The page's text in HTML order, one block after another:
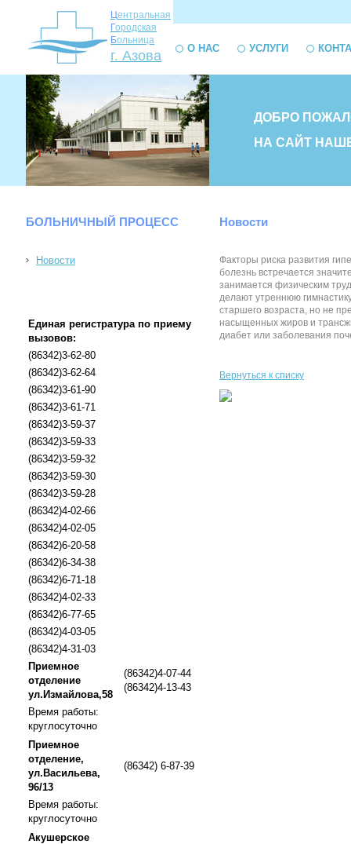
Центральная
Городская
Больница
г. Азова О НАС УСЛУГИ
ДОБРО
НА САЙТ
БОЛЬНИЧНЫЙ ПРОЦЕСС
Новости
Единая регистратура по приему
вызовов:
(86342)3-62-80
(86342)3-62-64
(86342)3-61-90
(86342)3-61-71
(86342)3-59-37
(86342)3-59-33
(86342)3-59-32
(86342)3-59-30
(86342)3-59-28
(86342)4-02-66
(86342)4-02-05
(86342)6-20-58
(86342)6-34-38
(86342)6-71-18
(86342)4-02-33
(86342)6-77-65
(86342)4-03-05
(86342)4-31-03
Приемное
отделение
ул.Измайлова,58
(86342)4-07-44
(86342)4-13-43
Время работы:
круглосуточно
Приемное
отделение,
ул.Васильева,
96/13
(86342) 6-87-39
Время работы:
круглосуточно
Акушерское
Новости
Факторы риска развития
болезнь встречается
занимается физическим
делают утреннюю
старшего возраста, но не
насыщенных жиров и
диабет или заболевания
Вернуться к списку